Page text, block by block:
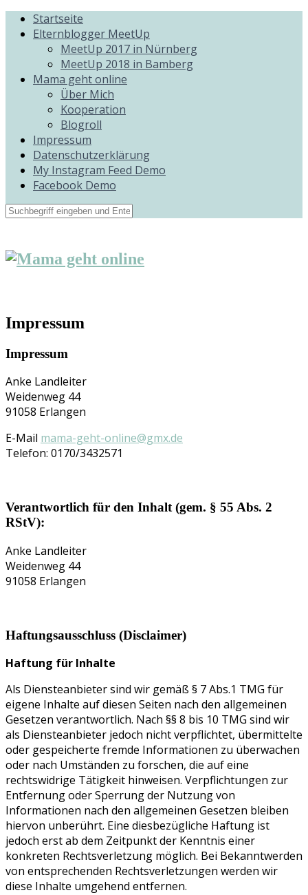
Startseite
Elternblogger MeetUp
MeetUp 2017 in Nürnberg
MeetUp 2018 in Bamberg
Mama geht online
Über Mich
Kooperation
Blogroll
Impressum
Datenschutzerklärung
My Instagram Feed Demo
Facebook Demo
Impressum
Impressum
Anke Landleiter
Weidenweg 44
91058 Erlangen
E-Mail mama-geht-online@gmx.de
Telefon: 0170/3432571
Verantwortlich für den Inhalt (gem. § 55 Abs. 2
RStV):
Anke Landleiter
Weidenweg 44
91058 Erlangen
Haftungsausschluss (Disclaimer)
Haftung für Inhalte
Als Diensteanbieter sind wir gemäß § 7 Abs.1 TMG für
eigene Inhalte auf diesen Seiten nach den allgemeinen
Gesetzen verantwortlich. Nach §§ 8 bis 10 TMG sind wir
als Diensteanbieter jedoch nicht verpflichtet, übermittelte
oder gespeicherte fremde Informationen zu überwachen
oder nach Umständen zu forschen, die auf eine
rechtswidrige Tätigkeit hinweisen. Verpflichtungen zur
Entfernung oder Sperrung der Nutzung von
Informationen nach den allgemeinen Gesetzen bleiben
hiervon unberührt. Eine diesbezügliche Haftung ist
jedoch erst ab dem Zeitpunkt der Kenntnis einer
konkreten Rechtsverletzung möglich. Bei Bekanntwerden
von entsprechenden Rechtsverletzungen werden wir
diese Inhalte umgehend entfernen.